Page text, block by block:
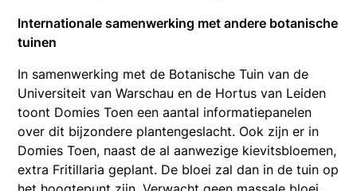
Internationale samenwerking met andere botanische
tuinen
In samenwerking met de Botanische Tuin van de
Universiteit van Warschau en de Hortus van Leiden
toont Domies Toen een aantal informatiepanelen
over dit bijzondere plantengeslacht. Ook zijn er in
Domies Toen, naast de al aanwezige kievitsbloemen,
extra Fritillaria geplant. De bloei zal dan in de tuin op